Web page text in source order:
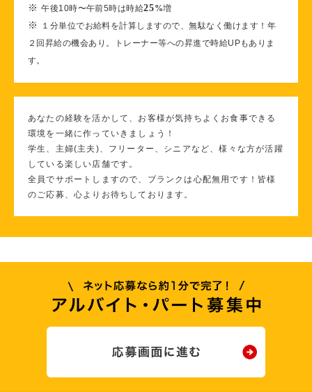
※午後10時〜午前5時は時給25%増
※
１分単位でお給料を計算しますので、無駄なく働けます！年
２回昇給の機会あり。トレーナー等への昇進で時給UPもありま
す。
あなたの経験を活かして、お客様が気持ちよくお食事できる
環境を一緒に作っていきましょう！
学生、主婦(主夫)、フリーター、シニアなど、様々な方が活躍
している楽しい店舗です。
全員でサポートしますので、ブランクは心配無用です！皆様
のご応募、心よりお待ちしております。